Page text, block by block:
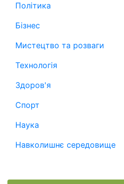
Політика
Бізнес
Мистецтво та розваги
Технологія
Здоров'я
Спорт
Наука
Навколишнє середовище